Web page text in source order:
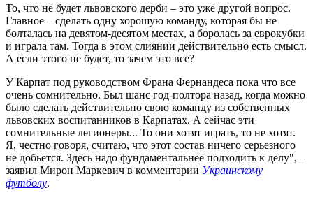
То, что не будет львовского дерби – это уже другой вопрос.
Главное – сделать одну хорошую команду, которая бы не
болталась на девятом-десятом местах, а боролась за еврокубки
и играла там. Тогда в этом слиянии действительно есть смысл.
А если этого не будет, то зачем это все?
У Карпат под руководством Франа Фернандеса пока что все
очень сомнительно. Был шанс год-полтора назад, когда можно
было сделать действительно свою команду из собственных
львовских воспитанников в Карпатах. А сейчас эти
сомнительные легионеры... То они хотят играть, то не хотят.
Я, честно говоря, считаю, что этот состав ничего серьезного
не добьется. Здесь надо фундаментальнее подходить к делу", –
заявил Мирон Маркевич в комментарии Украинскому
футболу.